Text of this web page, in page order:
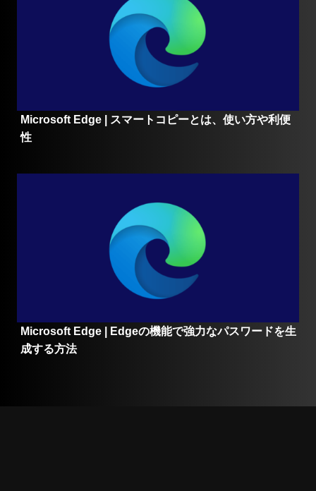
Microsoft Edge | スマートコピーとは、使い方や利便
性
Microsoft Edge | Edgeの機能で強力なパスワードを生
成する方法